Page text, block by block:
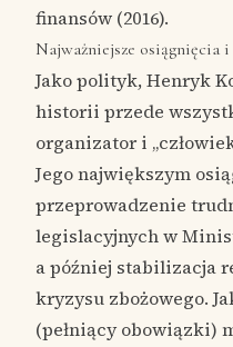
finansów (2016).
Najważniejsze osiągnięcia i
Jako polityk, Henryk
historii przede
organizator i
Jego największym
przeprowadzenie
legislacyjnych w
a później stabilizacja
kryzysu zbożowego.
(pełniący obowiązki)